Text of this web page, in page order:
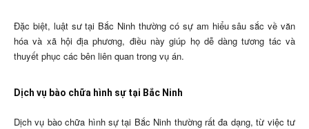
Đặc biệt, luật sư tại Bắc Ninh thường có sự am hiểu sâu sắc về văn
hóa và xã hội địa phương, điều này giúp họ dễ dàng tương tác và
thuyết phục các bên liên quan trong vụ án.
Dịch vụ bào chữa hình sự tại Bắc Ninh
Dịch vụ bào chữa hình sự tại Bắc Ninh thường rất đa dạng, từ việc tư